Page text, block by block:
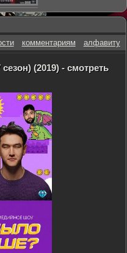
комментариям алфавиту
(2019) - смотреть